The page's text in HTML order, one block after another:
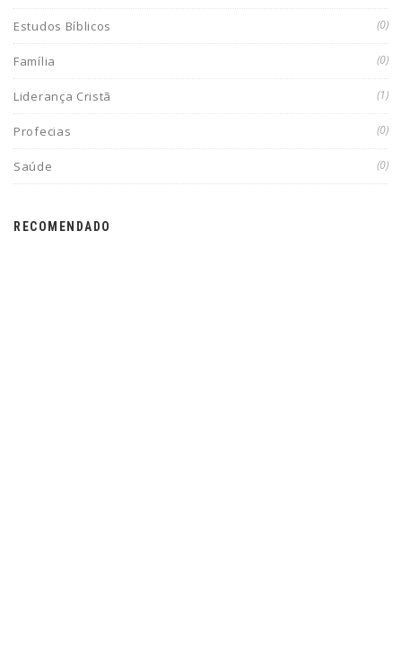
Estudos Bíblicos (0)
Família (0)
Liderança Cristã (1)
Profecias (0)
Saúde (0)
RECOMENDADO